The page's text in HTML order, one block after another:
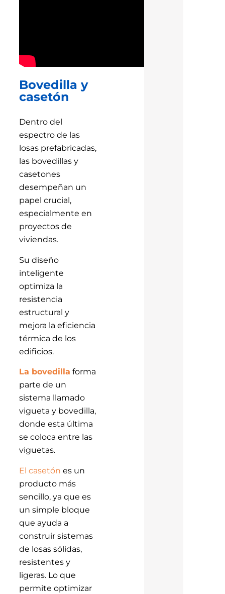
Bovedilla y
casetón
Dentro del
espectro de las
losas prefabricadas,
las bovedillas y
casetones
desempeñan un
papel crucial,
especialmente en
proyectos de
viviendas.
Su diseño
inteligente
optimiza la
resistencia
estructural y
mejora la eficiencia
térmica de los
edificios.
La bovedilla forma
parte de un
sistema llamado
vigueta y bovedilla,
donde esta última
se coloca entre las
viguetas.
El casetón es un
producto más
sencillo, ya que es
un simple bloque
que ayuda a
construir sistemas
de losas sólidas,
resistentes y
ligeras. Lo que
permite optimizar